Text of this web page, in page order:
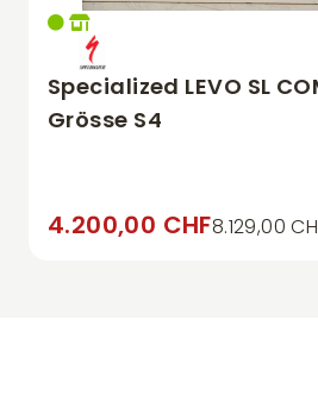
Specialized LEVO SL
Grösse S4
4.200,00 CHF8.129,00